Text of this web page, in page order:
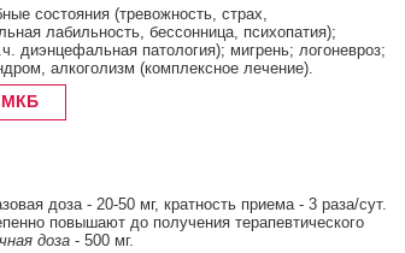
состояния (тревожность, страх,
лабильность, бессонница, психопатия);
диэнцефальная патология); мигрень; логоневроз;
алкоголизм (комплексное лечение).
МКБ
доза - 20-50 мг, кратность приема - 3 раза/сут.
повышают до получения терапевтического
доза- 500 мг.